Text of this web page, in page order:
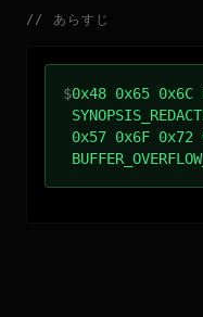
// あらすじ
$0x48 0x65
0x57 0x6F